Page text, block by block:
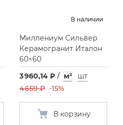
В наличии
Миллениум Сильвер
Керамогранит Италон
60×60
3 960,14 ₽ / м²
шт
4 659 ₽ -15%
В корзину